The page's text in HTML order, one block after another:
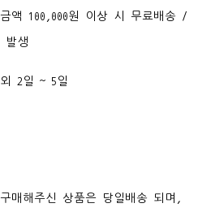
액 100,000원 이상 시 무료배송 /
발생
2일 ~ 5일
매해주신 상품은 당일배송 되며,